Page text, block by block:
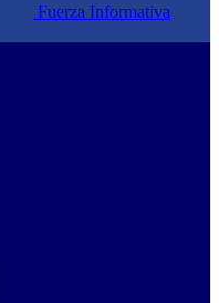
Fuerza Informativa